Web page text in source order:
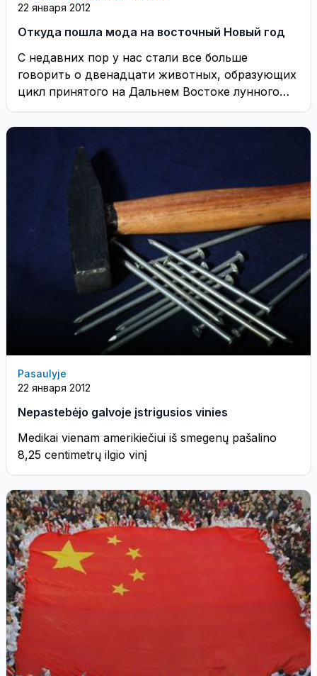
22 января 2012
Откуда пошла мода на восточный Новый год
С недавних пор у нас стали все больше
говорить о двенадцати животных, образующих
цикл принятого на Дальнем Востоке лунного
календаря
Pasaulyje
22 января 2012
Nepastebėjo galvoje įstrigusios vinies
Medikai vienam amerikiečiui iš smegenų pašalino
8,25 centimetrų ilgio vinį